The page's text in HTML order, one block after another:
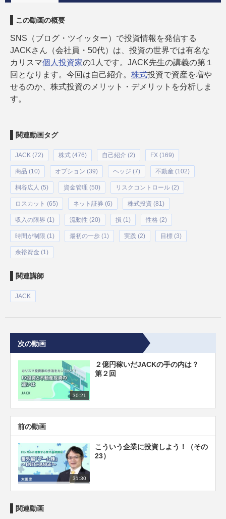
この動画の概要
SNS（ブログ・ツイッター）で投資情報を発信する
JACKさん（会社員・50代）は、投資の世界では有名な
カリスマ個人投資家の1人です。JACK先生の講義の第１
回となります。今回は自己紹介。 株式投資で資産を増や
せるのか、株式投資のメリット・デメリットを分析しま
す。
関連動画タグ
JACK (72) 株式 (476) 自己紹介 (2) FX (169)
商品 (10) オプション (39) ヘッジ (7) 不動産 (102)
桐谷広人 (5) 資金管理 (50) リスクコントロール (2)
ロスカット (65) ネット証券 (6) 株式投資 (81)
収入の限界 (1) 流動性 (20) 損 (1) 性格 (2)
時間が制限 (1) 最初の一歩 (1) 実践 (2) 目標 (3)
余裕資金 (1)
関連講師
JACK
次の動画
30:21
２億円稼いだJACKの手の内は？
第２回
前の動画
31:30
こういう企業に投資しよう！（その
23）
関連動画